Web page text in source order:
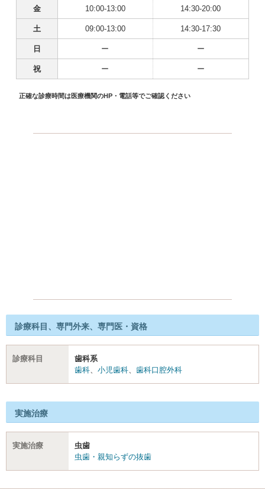
金 10:00-13:00 14:30-20:00
土 09:00-13:00 14:30-17:30
日 ー ー
祝 ー ー
正確な診療時間は医療機関のHP・電話等でご確認ください
診療科目、専門外来、専門医・資格
診療科目
歯科系
歯科、 小児歯科、 歯科口腔外科
実施治療
実施治療
虫歯
虫歯・親知らずの抜歯